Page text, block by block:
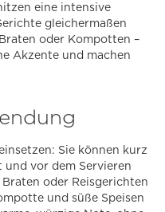
eine intensive
gleichermaßen
oder Kompotten –
Akzente und machen
Sie können kurz
vor dem Servieren
oder Reisgerichten
und süße Speisen